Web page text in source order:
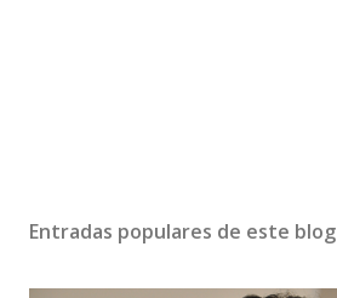
Entradas populares de este blog